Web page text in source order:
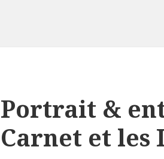
Portrait &
Carnet et les